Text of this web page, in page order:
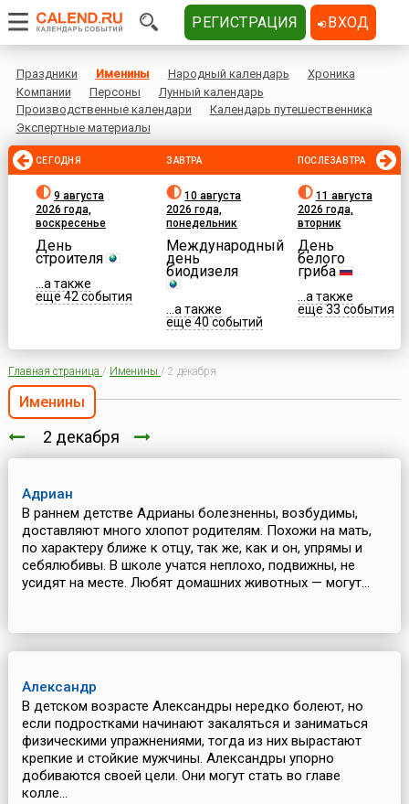
Праздники Именины Народный календарь
Хроника
Компании
Персоны
Лунный календарь
Производственные календари
Календарь путешественника
Экспертные материалы
СЕГОДНЯ
9 августа
2026 года,
воскресенье
День
строителя
...а также
еще 42 события
ЗАВТРА
10 августа
2026 года,
понедельник
Международный
день
биодизеля
...а также
еще 40 событий
ПОСЛЕЗАВТРА
11 августа
2026 года,
вторник
День
белого
гриба
...а также
еще 33 события
Главная страница / Именины / 2 декабря
Именины
2 декабря
Адриан
В раннем детстве Адрианы болезненны, возбудимы,
доставляют много хлопот родителям. Похожи на мать,
по характеру ближе к отцу, так же, как и он, упрямы и
себялюбивы. В школе учатся неплохо, подвижны, не
усидят на месте. Любят домашних животных — могут...
Александр
В детском возрасте Александры нередко болеют, но
если подростками начинают закаляться и заниматься
физическими упражнениями, тогда из них вырастают
крепкие и стойкие мужчины. Александры упорно
добиваются своей цели. Они могут стать во главе
колле...
РЕГИСТРАЦИЯ ВХОД